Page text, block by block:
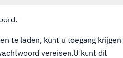
te laden, kunt u toegang krijgen
vereisen.U kunt dit